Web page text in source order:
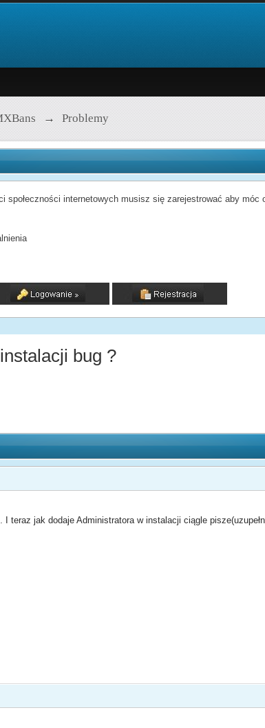
→ Problemy
społeczności internetowych musisz się zarejestrować aby
bug ?
teraz jak dodaje Administratora w instalacji ciągle